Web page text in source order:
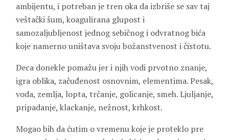
ambijentu, i potreban je tren oka da izbriše se sav taj
veštački šum, koagulirana glupost i
samozaljubljenost jednog sebičnog i odvratnog bića
koje namerno uništava svoju božanstvenost i čistotu.
Deca donekle pomažu jer i njih vodi prvotno znanje,
igra oblika, začuđenost osnovnim, elementima. Pesak,
voda, zemlja, lopta, trčanje, golicanje, smeh. Ljuljanje,
pripadanje, klackanje, nežnost, krhkost.
Mogao bih da ćutim o vremenu koje je proteklo pre